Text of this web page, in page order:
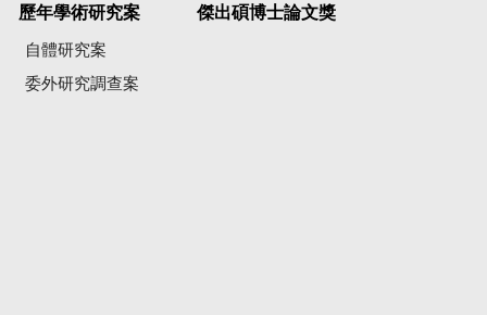
歷年學術研究案
自體研究案
委外研究調查案
傑出碩博士論文獎